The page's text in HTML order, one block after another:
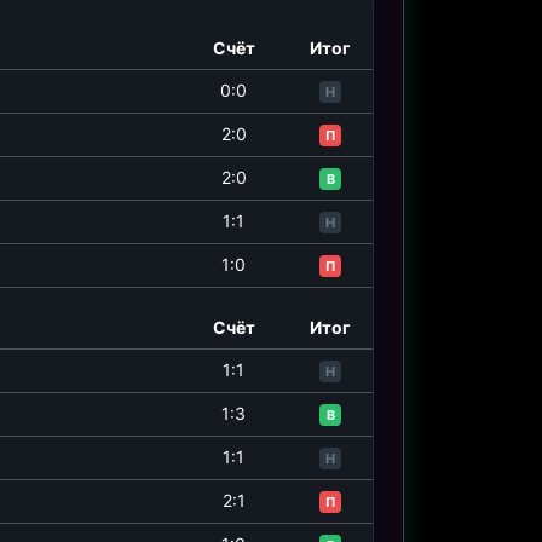
15.07 22:00
АНГЛИЯ
АРГЕНТИНА
Счёт Итог
0:0 Н
2:0 П
2:0 В
1:1 Н
1:0 П
Счёт Итог
1:1 Н
1:3 В
1:1 Н
2:1 П